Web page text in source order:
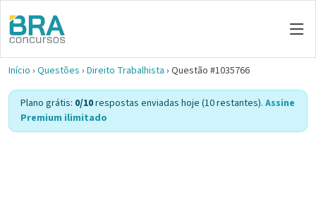
Início › Questões › Direito Trabalhista › Questão #1035766
Plano grátis: 0/10respostas enviadas hoje (10 restantes). Assine
Premium ilimitado